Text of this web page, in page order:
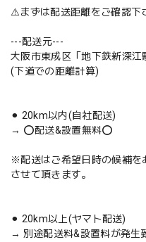
⚠️まずは配送距離をご確認下
---配送元---
大阪市東成区「地下鉄新深江
(下道での距離計算)
⚫︎ 20km以内(自社配送)
→ ⭕️配送&設置無料⭕️
※配送はご希望日時の候補を
させて頂きます。
⚫︎ 20km以上(ヤマト配送)
→ 別途配送料&設置料が発生